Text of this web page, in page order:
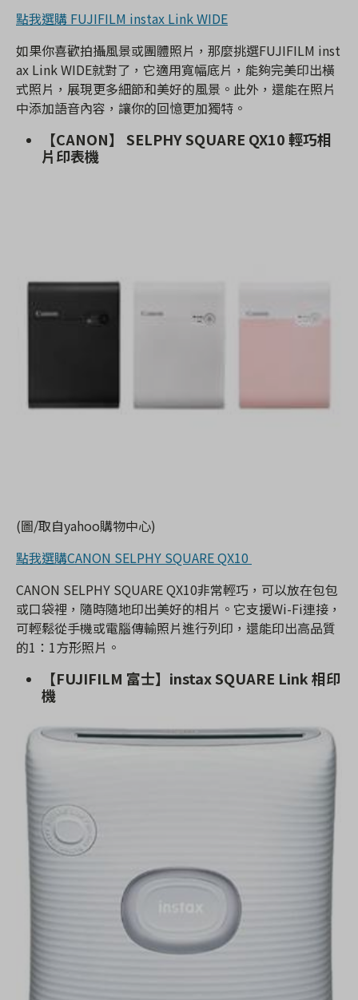
點我選購 FUJIFILM instax Link WIDE
如果你喜歡拍攝風景或團體照片，那麼挑選FUJIFILM inst
ax Link WIDE就對了，它適用寬幅底片，能夠完美印出橫
式照片，展現更多細節和美好的風景。此外，還能在照片
中添加語音內容，讓你的回憶更加獨特。
【CANON】 SELPHY SQUARE QX10 輕巧相
片印表機
(圖/取自yahoo購物中心)
點我選購CANON SELPHY SQUARE QX10
CANON SELPHY SQUARE QX10非常輕巧，可以放在包包
或口袋裡，隨時隨地印出美好的相片。它支援Wi-Fi連接，
可輕鬆從手機或電腦傳輸照片進行列印，還能印出高品質
的1：1方形照片。
【FUJIFILM 富士】instax SQUARE Link 相印
機